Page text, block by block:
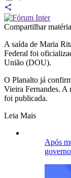
Compartilhar matéria
A saída de Maria
Federal foi
União (DOU).
O Planalto já
Vieira Fernandes. A
foi publicada.
Leia Mais
Após